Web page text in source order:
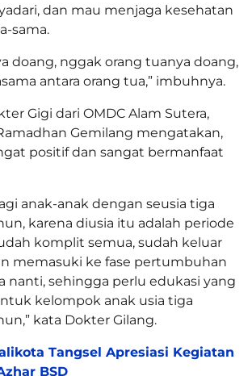
dan mau menjaga kesehatan
sama.
doang, nggak orang tuanya doang,
antara orang tua,” imbuhnya.
Gigi dari OMDC Alam Sutera,
Gemilang mengatakan,
positif dan sangat bermanfaat
anak-anak dengan seusia tiga
karena diusia itu adalah periode
komplit semua, sudah keluar
memasuki ke fase pertumbuhan
nanti, sehingga perlu edukasi yang
kelompok anak usia tiga
kata Dokter Gilang.
Tangsel Apresiasi Kegiatan
BSD